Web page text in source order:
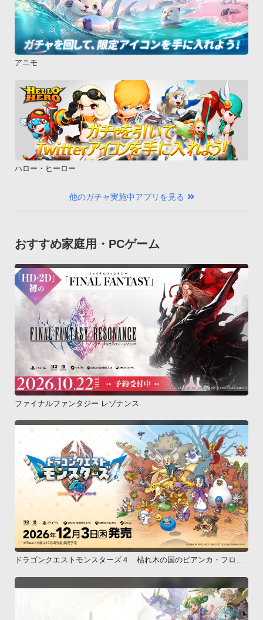
アニモ
ハロー・ヒーロー
他のガチャ実施中アプリを見る
おすすめ家庭用・PCゲーム
ファイナルファンタジー レゾナンス
ドラゴンクエストモンスターズ４ 枯れ木の国のビアンカ・フロー